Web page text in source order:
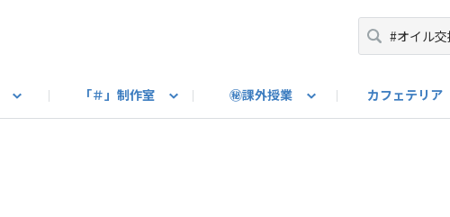
「＃」制作室 ㊙課外授業 カフェテリア